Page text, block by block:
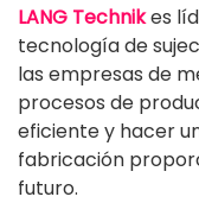
LANG Technikes
tecnología de
las empresas de
procesos de
eficiente y hacer
fabricación
futuro.